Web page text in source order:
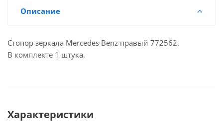
Описание
Стопор зеркала Mercedes Benz правый 772562.
В комплекте 1 штука.
Характеристики